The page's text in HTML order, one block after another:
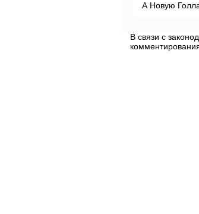
А Новую
В связи с